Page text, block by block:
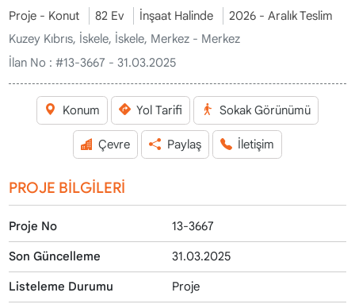
Proje - Konut 82 Ev İnşaat Halinde
2026 - Aralık Teslim
Kuzey Kıbrıs, İskele, İskele, Merkez - Merkez
İlan No : #13-3667 - 31.03.2025
Konum Yol Tarifi Sokak Görünümü
Çevre Paylaş İletişim
PROJE BİLGİLERİ
Proje No 13-3667
Son Güncelleme 31.03.2025
Listeleme Durumu Proje